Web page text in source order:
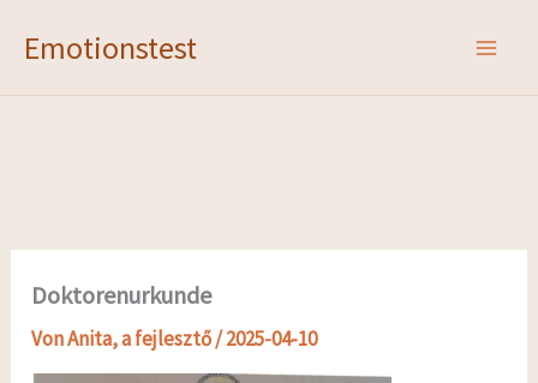
InhaltEmotionstest
Doktorenurkunde
VonAnita, a fejlesztő/2025-04-10